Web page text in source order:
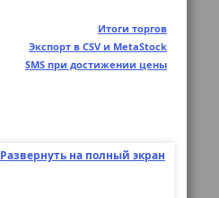
Итоги торгов
Экспорт в CSV и MetaStock
SMS при достижении цены
Развернуть на полный экран